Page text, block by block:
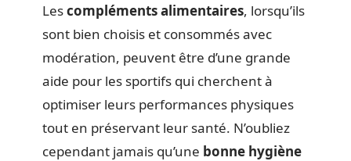
Lescompléments alimentaires, lorsqu’ils
sont bien choisis et consommés avec
modération, peuvent être d’une grande
aide pour les sportifs qui cherchent à
optimiser leurs performances physiques
tout en préservant leur santé. N’oubliez
cependant jamais qu’une bonne hygiène